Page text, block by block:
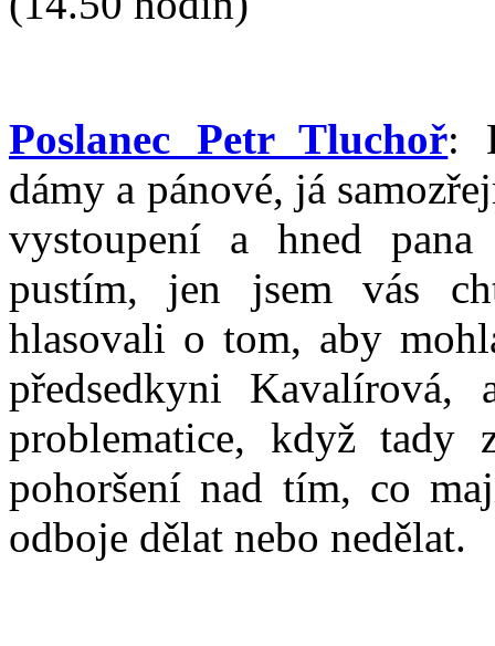
Poslanec Petr Tluchoř:
dámy a pánové, já
vystoupení a hned
pustím, jen jsem vás
hlasovali o tom, aby
předsedkyni
problematice, když tady
pohoršení nad tím, co
odboje dělat nebo nedělat.